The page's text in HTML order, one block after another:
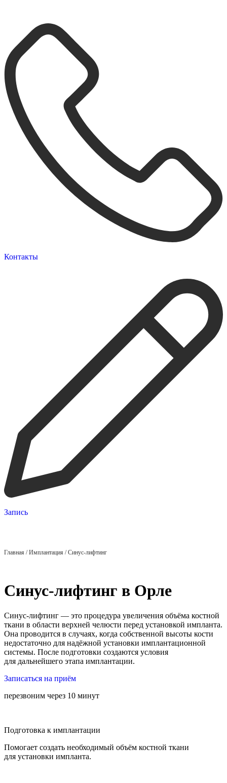
Контакты
Запись
Главная /Имплантация /Синус-лифтинг
Синус-лифтинг в Орле
Синус-лифтинг — это процедура увеличения объёма костной
ткани в области верхней челюсти перед установкой импланта.
Она проводится в случаях, когда собственной высоты кости
недостаточно для надёжной установки имплантационной
системы. После подготовки создаются условия
для дальнейшего этапа имплантации.
Записаться на приём
перезвоним через 10 минут
Подготовка к имплантации
Помогает создать необходимый объём костной ткани
для установки импланта.